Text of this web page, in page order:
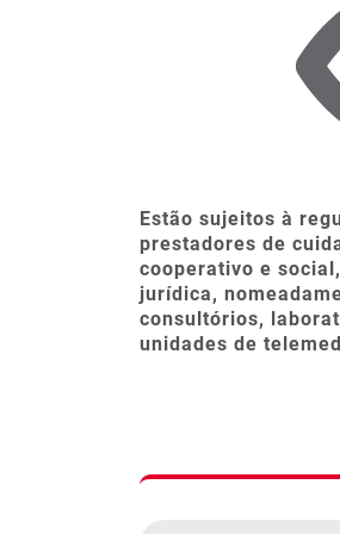
Estão sujeitos à
prestadores de
cooperativo e
jurídica,
consultórios,
unidades de